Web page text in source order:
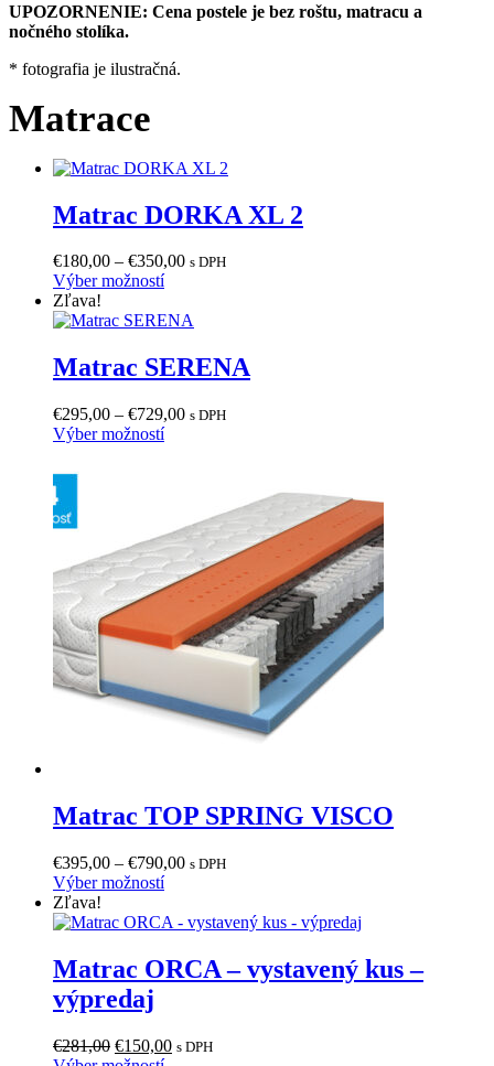
UPOZORNENIE: Cena postele je bez roštu, matracu a
nočného stolíka.
* fotografia je ilustračná.
Matrace
Matrac DORKA XL 2
€180,00 – €350,00Price
through
s DPH
Výber možnostíTento
má
variantov.
Možnosti
môžete
vybrať
Zľava!
Matrac SERENA
€295,00 – €729,00Price
s DPH
Výber možnostíTento
variantov.
Možnosti
si
môžete
vybrať
stránke
produktu.
Matrac TOP SPRING VISCO
€395,00 – €790,00Price
through
s DPH
Výber možnostíTento
má
variantov.
Možnosti
vybrať
na
Zľava!
Matrac ORCA – vystavený kus –
výpredaj
€281,00 Pôvodná
€150,00Aktuálna
s DPH